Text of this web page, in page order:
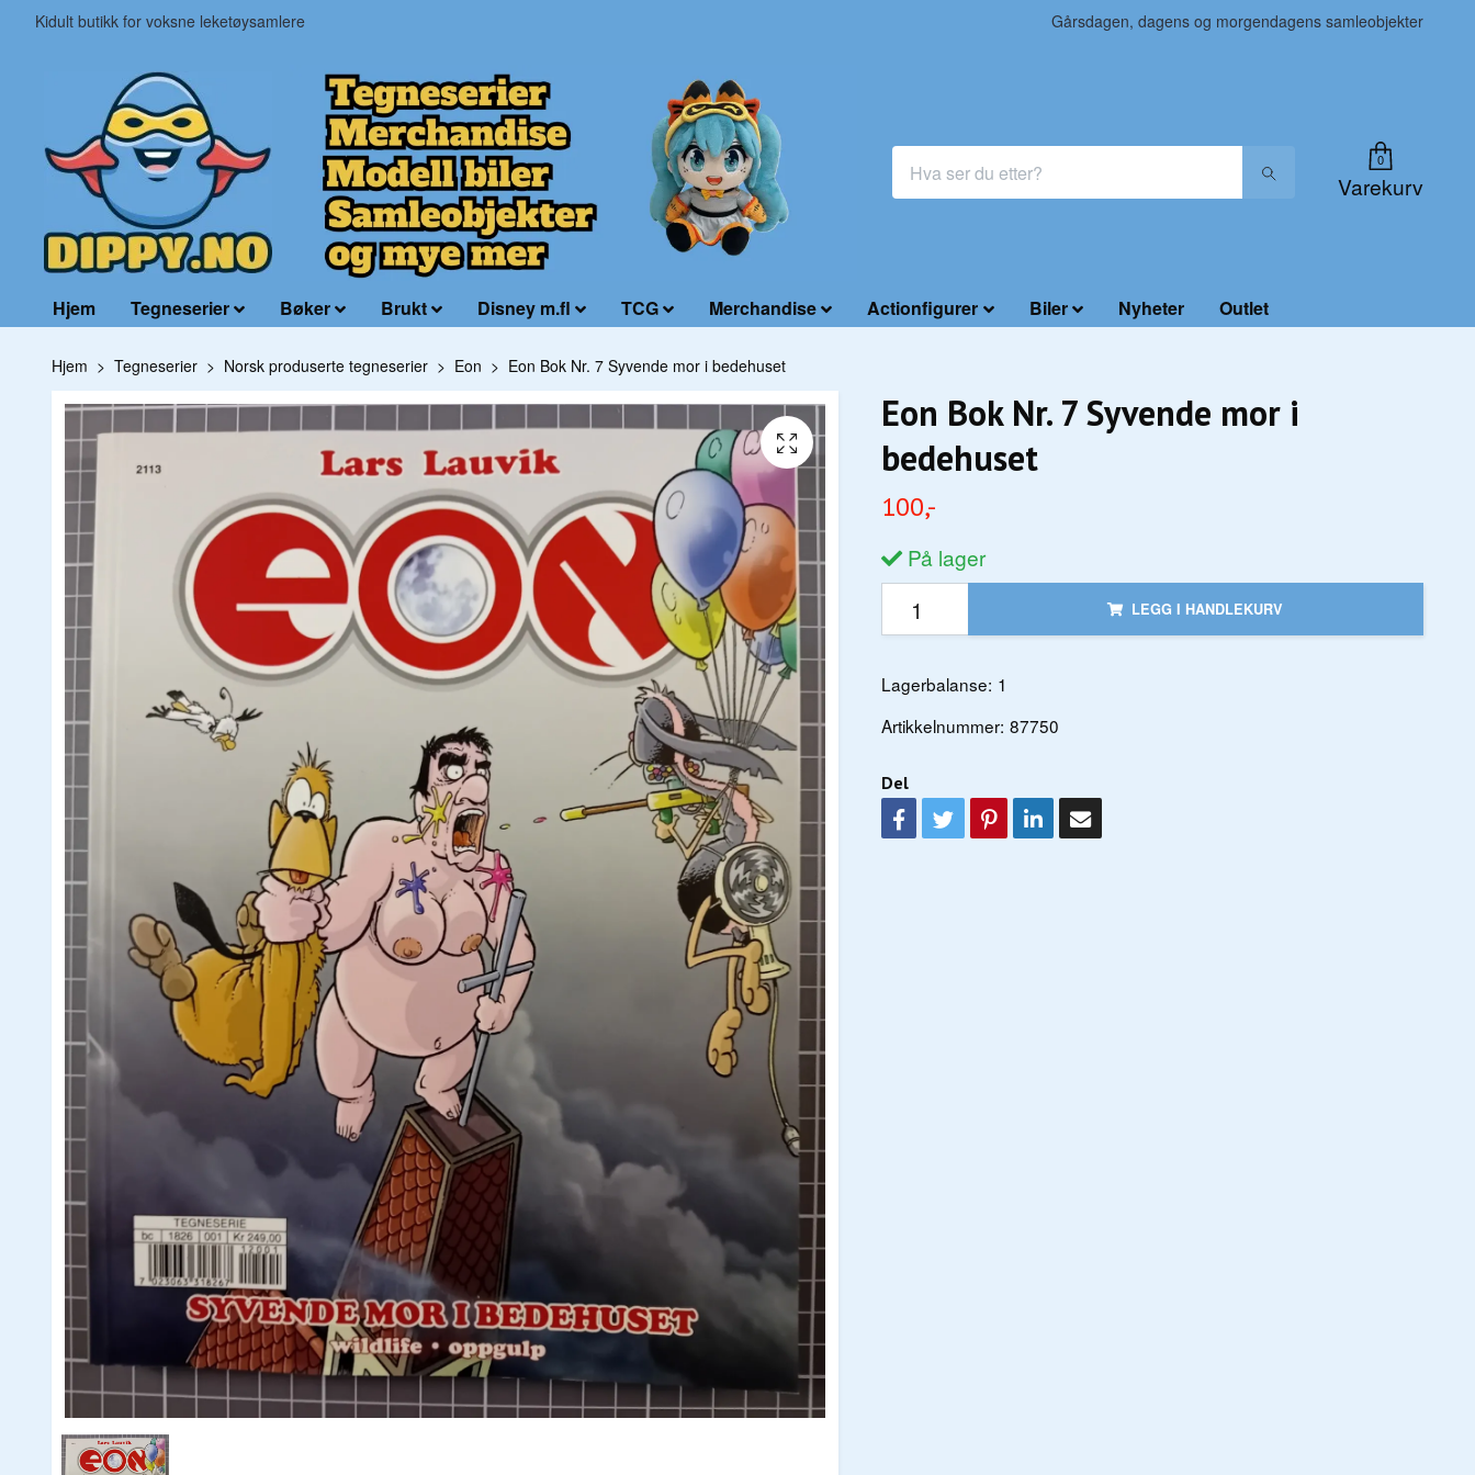
Kidult butikk for voksne leketøysamlere Gårsdagen, dagens og morgendagens samleobjekter
0
Varekurv
Hjem Tegneserier Bøker Brukt Disney m.fl TCG Merchandise Actionfigurer Biler Nyheter Outlet
Hjem Tegneserier Norsk produserte tegneserier Eon Eon Bok Nr. 7 Syvende mor i bedehuset
Eon Bok Nr. 7 Syvende mor i
bedehuset
100,-
På lager
LEGG I HANDLEKURV
Lagerbalanse: 1
Artikkelnummer: 87750
Del